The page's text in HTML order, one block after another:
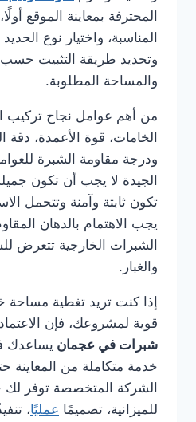
المحترفة بمعاينة الموقع
المناسبة، واختيار نوع
وتحديد طريقة التثبيت
والمساحة المطلوبة.
من أهم عوامل نجاح تركيب
الخامات، قوة الأعمدة، دقة
ودرجة مقاومة الشبرة
الجيدة لا يجب أن تكون
تكون ثابتة وآمنة وتتحمل
يجب الاهتمام بالدهان
الشبرات الخارجية تتعرض
والغبار.
إذا كنت تريد تغطية مساحة
قوية لمشروعك، فإن
شبرات في عجمان يساعدك
خدمة متكاملة من المعاينة
الشركة المتخصصة توفر لك
للميزانية، تصميمًا عمليًا،